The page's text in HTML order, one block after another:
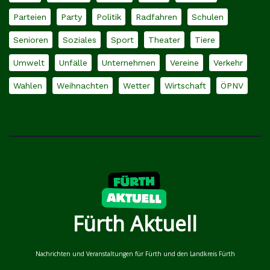
Parteien Party Politik Radfahren Schulen
Senioren Soziales Sport Theater Tiere
Umwelt Unfälle Unternehmen Vereine Verkehr
Wahlen Weihnachten Wetter Wirtschaft ÖPNV
Fürth Aktuell
Nachrichten und Veranstaltungen für Fürth und den Landkreis Fürth